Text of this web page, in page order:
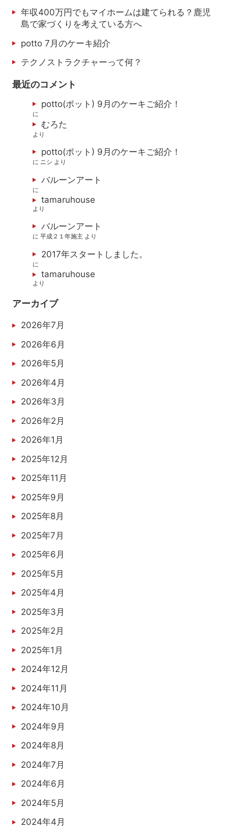
年収400万円でもマイホームは建てられる？鹿児
島で家づくりを考えている方へ
potto 7月のケーキ紹介
テクノストラクチャーって何？
最近のコメント
potto(ポット) 9月のケーキご紹介！
に
むろた
より
potto(ポット) 9月のケーキご紹介！
に ニシ より
バルーンアート
に
tamaruhouse
より
バルーンアート
に平成２１年施主 より
2017年スタートしました。
に
tamaruhouse
より
アーカイブ
2026年7月
2026年6月
2026年5月
2026年4月
2026年3月
2026年2月
2026年1月
2025年12月
2025年11月
2025年9月
2025年8月
2025年7月
2025年6月
2025年5月
2025年4月
2025年3月
2025年2月
2025年1月
2024年12月
2024年11月
2024年10月
2024年9月
2024年8月
2024年7月
2024年6月
2024年5月
2024年4月